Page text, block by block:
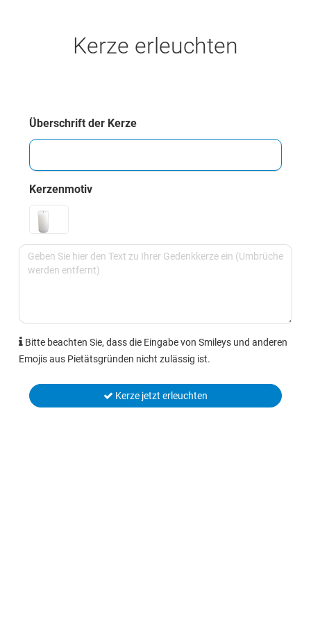
Kerze erleuchten
Überschrift der Kerze
Kerzenmotiv
Bitte beachten Sie, dass die Eingabe von Smileys und anderen
Emojis aus Pietätsgründen nicht zulässig ist.
Kerze jetzt erleuchten